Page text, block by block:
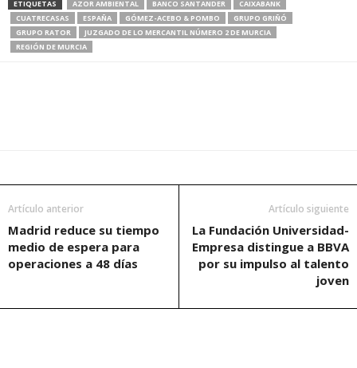
ETIQUETAS AZOR AMBIENTAL BANCO SANTANDER
CAIXABANK
CUATRECASAS
ESPAÑA GÓMEZ-ACEBO & POMBO
GRUPO GRIÑÓ
GRUPO RATOR
JUZGADO DE LO MERCANTIL NÚMERO 2 DE MURCIA
REGIÓN DE MURCIA
Artículo anterior
Madrid reduce su tiempo
medio de espera para
operaciones a 48 días
Artículo siguiente
La Fundación Universidad-
Empresa distingue a BBVA
por su impulso al talento
joven